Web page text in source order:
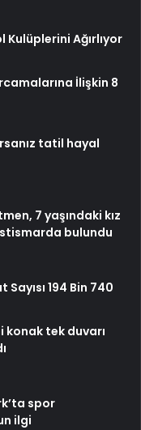
Kulüplerini Ağırlıyor
İlişkin 8
tatil hayal
7 yaşındaki kız
bulundu
194 Bin 740
konak tek duvarı
spor
ilgi